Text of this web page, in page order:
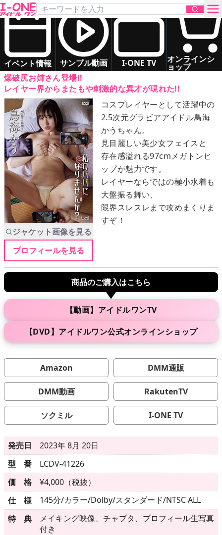
イベント情報 サンプル動画 I-ONE TV オンラインシ
ョップ
お問い合わせ
TOP
DVD
Blu-ray
サンプル動画
イベント情報
アイドル一覧
次回作
▶制作中
▶発売年月日
▶更新情報
▶ 個人情報保護について
▶よくあるご質問
▶ 会社概要
鳥海 かう
「私のパパになりませんか？」
グラマー
お姉さま系 ドキドキ系
爆破尻お姉さん登場!!
レイヤー界からまたもや刺激的な異才が現れた!!
ジャケット画像を見る
プロフィールを見る
コスプレイヤーとして活躍中の
2.5次元グラビアアイドル鳥海
かうちゃん。
見目麗しい美少女フェイスと
存在感溢れる97cmメガトンヒ
ップが魅力です。
レイヤーならではの極小水着も
大盤振る舞い、
限界スレスレまで攻めまくりま
すぞ！
商品のご購入はこちら
【動画】アイドルワンTV
【DVD】アイドルワン公式オンラインショップ
Amazon DMM通販
DMM動画 RakutenTV
ソクミル I-ONE TV
発売日
2023年 8月 20日
型 番
LCDV-41226
価 格
¥4,000（税抜）
仕 様
145分/カラー/Dolby/スタンダード/NTSC ALL
特 典
メイキング映像、チャプタ、プロフィール生写真
付き